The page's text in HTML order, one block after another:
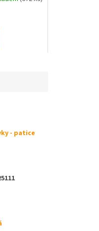
- patice